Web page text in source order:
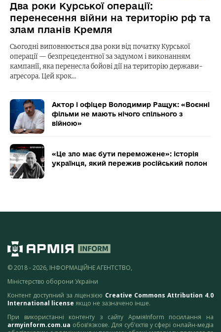
Два роки Курської операції:
перенесення війни на територію рф та
злам планів Кремля
Сьогодні виповнюється два роки від початку Курської
операції — безпрецедентної за задумом і виконанням
кампанії, яка перенесла бойові дії на територію держави-
агресора. Цей крок…
Актор і офіцер Володимир Ращук: «Воєнні
фільми не мають нічого спільного з
війною»
«Це зло має бути переможене»: історія
українця, який пережив російський полон
© 2018 - 2026, ІНФОРМАЦІЙНЕ АГЕНТСТВО,
Міністерство оборони України
Контент доступний за ліцензією Creative Commons Attribution 4.0
International license якщо не зазначено інше.
При використанні контенту з сайту АрміяInform посилання на
armyinform.com.ua обов’язкове. Для суб’єктів у сфері онлайн-медіа